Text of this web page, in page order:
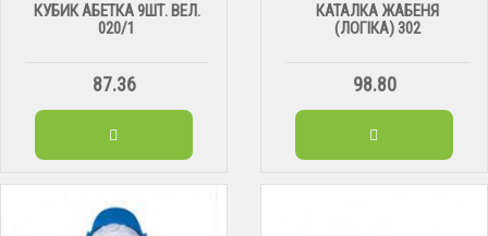
КУБИК АБЕТКА 9ШТ. ВЕЛ.
020/1
87.36
КАТАЛКА ЖАБЕНЯ
(ЛОГІКА) 302
98.80